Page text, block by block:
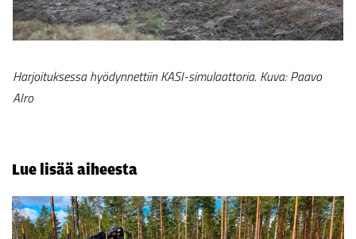
Harjoituksessa hyödynnettiin KASI-simulaattoria. Kuva: Paavo
AIro
Lue lisää aiheesta